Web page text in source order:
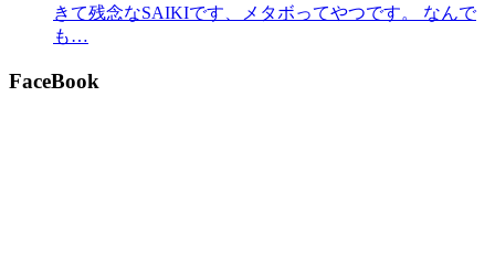
きて残念なSAIKIです、メタボってやつです。 なんで
も…
FaceBook